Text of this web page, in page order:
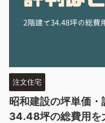
注文住宅
昭和建設の坪単価
34.48坪の総費用を